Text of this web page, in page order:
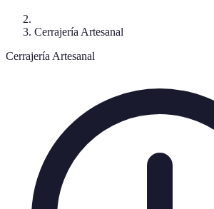
Cerrajería Artesanal
Cerrajería Artesanal